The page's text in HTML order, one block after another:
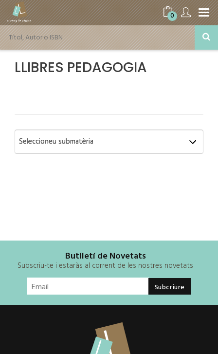
0
LLIBRES PEDAGOGIA
Butlletí de Novetats
Subscriu-te i estaràs al corrent de les nostres novetats